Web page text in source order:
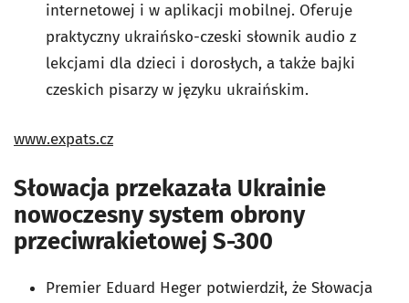
internetowej i w aplikacji mobilnej. Oferuje
praktyczny ukraińsko-czeski słownik audio z
lekcjami dla dzieci i dorosłych, a także bajki
czeskich pisarzy w języku ukraińskim.
www.expats.cz
Słowacja przekazała Ukrainie
nowoczesny system obrony
przeciwrakietowej S-300
Premier Eduard Heger potwierdził, że Słowacja